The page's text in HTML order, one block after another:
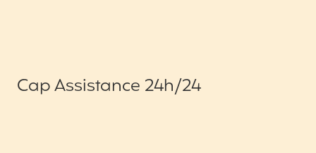
Cap Assistance 24h/24